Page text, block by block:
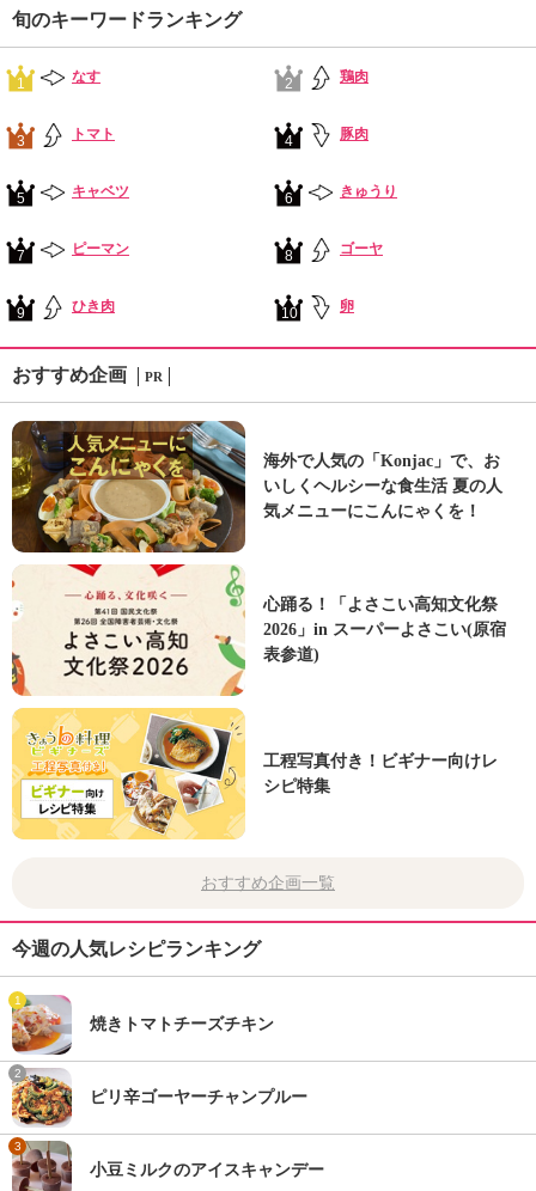
旬のキーワードランキング
1 なす 2 鶏肉
3 トマト 4 豚肉
5 キャベツ 6 きゅうり
7 ピーマン 8 ゴーヤ
9 ひき肉 10 卵
おすすめ企画 PR
海外で人気の「Konjac」で、お
いしくヘルシーな食生活 夏の人
気メニューにこんにゃくを！
心踊る！「よさこい高知文化祭
2026」in スーパーよさこい(原宿
表参道)
工程写真付き！ビギナー向けレ
シピ特集
おすすめ企画一覧
今週の人気レシピランキング
1
焼きトマトチーズチキン
2
ピリ辛ゴーヤーチャンプルー
3
小豆ミルクのアイスキャンデー